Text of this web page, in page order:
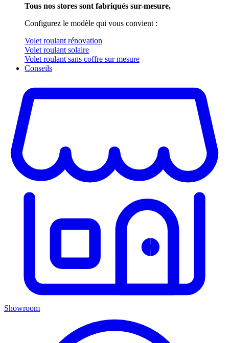
Tous nos stores sont fabriqués sur-mesure,
Configurez le modèle qui vous convient :
Volet roulant rénovation
Volet roulant solaire
Volet roulant sans coffre sur mesure
Conseils
Showroom